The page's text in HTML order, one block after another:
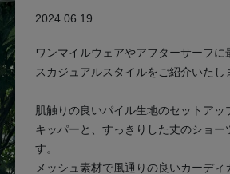
次の画像
2024.06.19
ワンマイルウェアやアフターサーフ
スカジュアルスタイルをご紹介いたし
肌触りの良いパイル生地のセットア
キッパーと、すっきりした丈のショ
す。
メッシュ素材で風通りの良いカーデ